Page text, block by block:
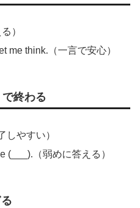
）
me think.（一言で安心）
終わる
しやすい）
(___).（弱めに答える）